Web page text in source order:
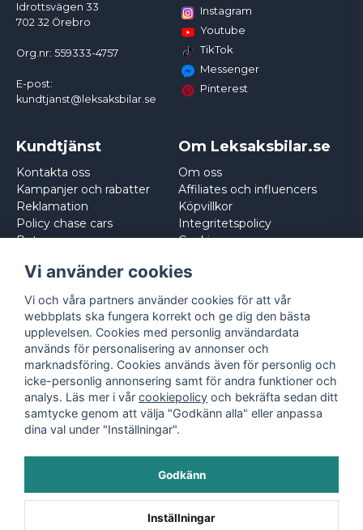
Idrottsvägen 33
702 32 Örebro
Org.nr: 559333-4757
E-post:
kundtjanst@leksaksbilar.se
Instagram
Youtube
TikTok
Messenger
Pinterest
Kundtjänst
Kontakta oss
Kampanjer och rabatter
Reklamation
Policy chase cars
Returnera
Om Leksaksbilar.se
Om oss
Affiliates och influencers
Köpvillkor
Integritetspolicy
Cookies
Vi använder cookies
Vi och våra partners använder cookies för att vår
webbplats ska fungera korrekt och ge dig den bästa
upplevelsen. Cookies med personlig användardata
används för personalisering av annonser och
marknadsföring. Cookies används även för personlig och
icke-personlig annonsering samt för andra funktioner och
analys. Läs mer i vår cookiepolicy och bekräfta sedan ditt
samtycke genom att välja "Godkänn alla" eller anpassa
dina val under "Inställningar".
Godkänn
Inställningar